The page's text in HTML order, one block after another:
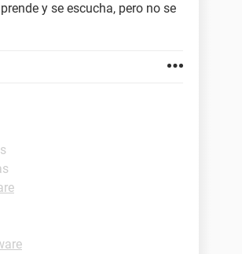
y se escucha, pero no se